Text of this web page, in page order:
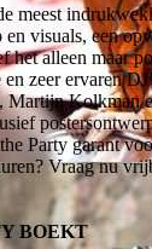
meest
visuals, een
het alleen maar
zeer ervaren
Martijn Kolkman
Party garant
Vraag nu
BOEKT